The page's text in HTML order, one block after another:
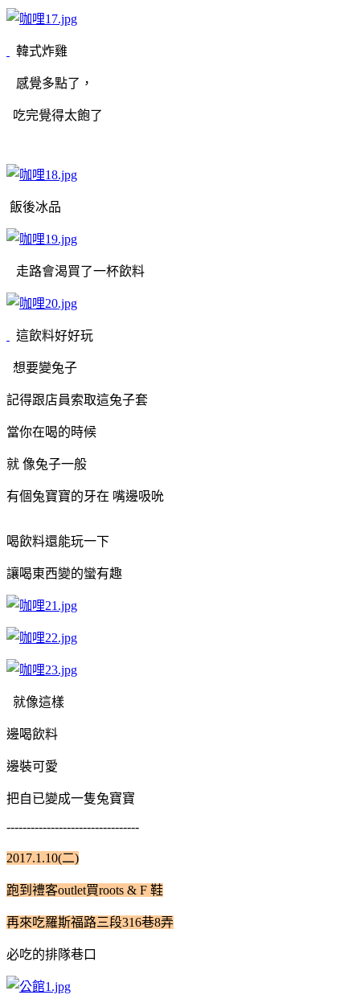
韓式炸雞
感覺多點了，
吃完覺得太飽了
飯後冰品
走路會渴買了一杯飲料
這飲料好好玩
想要變兔子
記得跟店員索取這兔子套
當你在喝的時候
就 像兔子一般
有個兔寶寶的牙在 嘴邊吸吮
喝飲料還能玩一下
讓喝東西變的蠻有趣
就像這樣
邊喝飲料
邊裝可愛
把自已變成一隻兔寶寶
---------------------------------
2017.1.10(二)
跑到禮客outlet買roots & F 鞋
再來吃羅斯福路三段316巷8弄
必吃的排隊巷口